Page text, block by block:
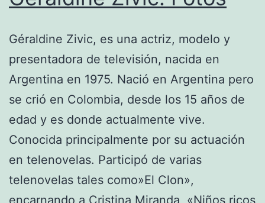
Géraldine Zivic, es una actriz, modelo y
presentadora de televisión, nacida en
Argentina en 1975. Nació en Argentina pero
se crió en Colombia, desde los 15 años de
edad y es donde actualmente vive.
Conocida principalmente por su actuación
en telenovelas. Participó de varias
telenovelas tales como»El Clon»,
encarnando a Cristina Miranda, «Niños ricos